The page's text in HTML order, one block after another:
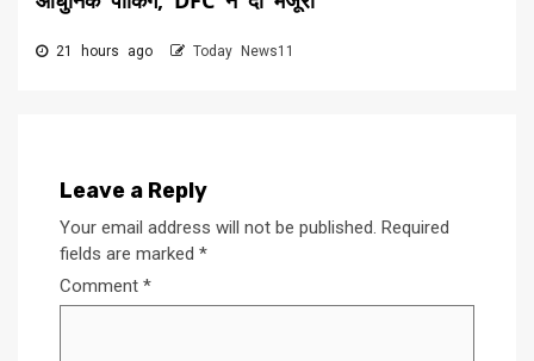
21 hours ago Today News11
Leave a Reply
Your email address will not be published. Required
fields are marked *
Comment *